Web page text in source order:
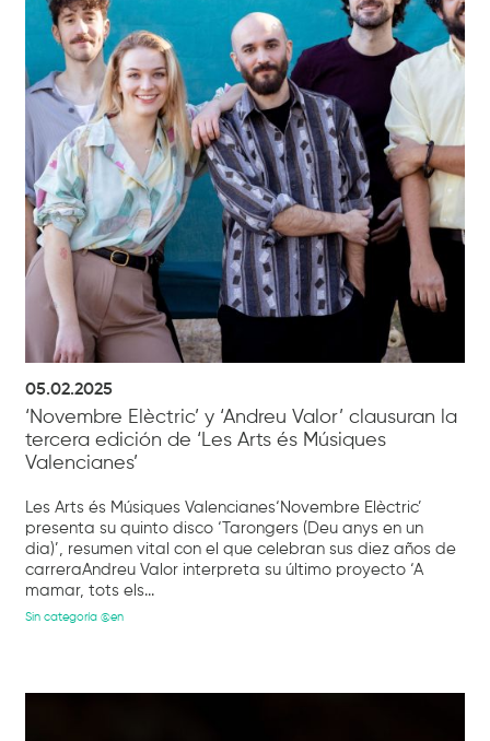
05.02.2025
‘Novembre Elèctric’ y ‘Andreu Valor’ clausuran la
tercera edición de ‘Les Arts és Músiques
Valencianes’
Les Arts és Músiques Valencianes‘Novembre Elèctric’
presenta su quinto disco ‘Tarongers (Deu anys en un
dia)’, resumen vital con el que celebran sus diez años de
carreraAndreu Valor interpreta su último proyecto ‘A
mamar, tots els...
Sin categoría @en